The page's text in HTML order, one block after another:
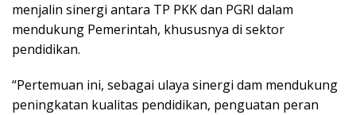
menjalin sinergi antara TP PKK dan PGRI dalam
mendukung Pemerintah, khususnya di sektor
pendidikan.
“Pertemuan ini, sebagai ulaya sinergi dam mendukung
peningkatan kualitas pendidikan, penguatan peran